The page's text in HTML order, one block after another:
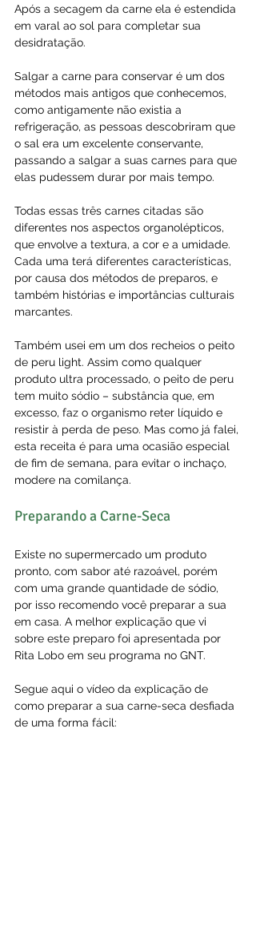
Após a secagem da carne ela é estendida
em varal ao sol para completar sua
desidratação.
Salgar a carne para conservar é um dos
métodos mais antigos que conhecemos,
como antigamente não existia a
refrigeração, as pessoas descobriram que
o sal era um excelente conservante,
passando a salgar a suas carnes para que
elas pudessem durar por mais tempo.
Todas essas três carnes citadas são
diferentes nos aspectos organolépticos,
que envolve a textura, a cor e a umidade.
Cada uma terá diferentes características,
por causa dos métodos de preparos, e
também histórias e importâncias culturais
marcantes.
Também usei em um dos recheios o peito
de peru light. Assim como qualquer
produto ultra processado, o peito de peru
tem muito sódio – substância que, em
excesso, faz o organismo reter líquido e
resistir à perda de peso. Mas como já falei,
esta receita é para uma ocasião especial
de fim de semana, para evitar o inchaço,
modere na comilança.
Preparando a Carne-Seca
Existe no supermercado um produto
pronto, com sabor até razoável, porém
com uma grande quantidade de sódio,
por isso recomendo você preparar a sua
em casa. A melhor explicação que vi
sobre este preparo foi apresentada por
Rita Lobo em seu programa no GNT.
Segue aqui o vídeo da explicação de
como preparar a sua carne-seca desfiada
de uma forma fácil: